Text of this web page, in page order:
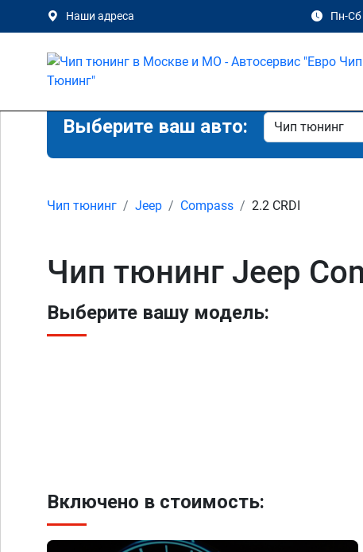
Наши адреса Пн-Сб
Выберите ваш авто:
Чип тюнинг Jeep Compass 2.2 CRDI
Чип тюнинг Jeep
Выберите вашу модель:
Включено в стоимость: